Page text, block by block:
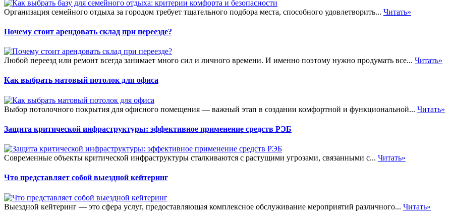
Организация семейного отдыха за городом требует тщательного подбора места, способного удовлетворить... Читать»
Почему стоит арендовать склад при переезде?
Любой переезд или ремонт всегда занимает много сил и личного времени. И именно поэтому нужно продумать все... Читать»
Как выбрать матовый потолок для офиса
Выбор потолочного покрытия для офисного помещения — важный этап в создании комфортной и функциональной... Читать»
Защита критической инфраструктуры: эффективное применение средств РЭБ
Современные объекты критической инфраструктуры сталкиваются с растущими угрозами, связанными с... Читать»
Что представляет собой выездной кейтеринг
Выездной кейтеринг — это сфера услуг, предоставляющая комплексное обслуживание мероприятий различного... Читать»